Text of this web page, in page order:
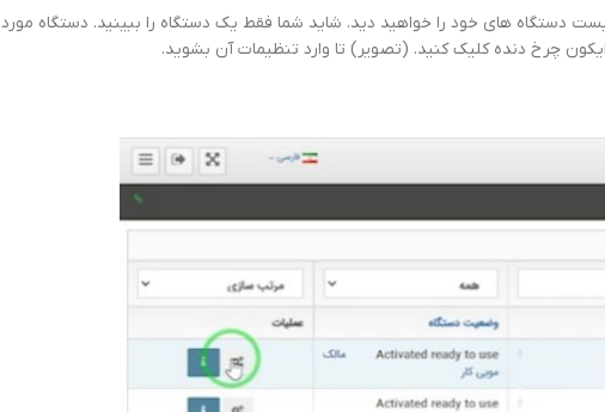
دستگاه های خود را خواهید دید. شاید شما فقط یک دستگاه را ببینید. دستگاه مورد
چرخ دنده کلیک کنید. (تصویر) تا وارد تنظیمات آن بشوید.